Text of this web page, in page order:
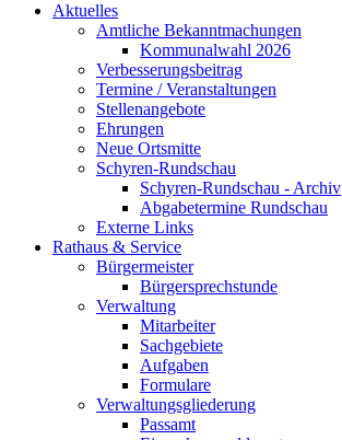
Aktuelles
Amtliche Bekanntmachungen
Kommunalwahl 2026
Verbesserungsbeitrag
Termine / Veranstaltungen
Stellenangebote
Ehrungen
Neue Ortsmitte
Schyren-Rundschau
Schyren-Rundschau - Archiv
Abgabetermine Rundschau
Externe Links
Rathaus & Service
Bürgermeister
Bürgersprechstunde
Verwaltung
Mitarbeiter
Sachgebiete
Aufgaben
Formulare
Verwaltungsgliederung
Passamt